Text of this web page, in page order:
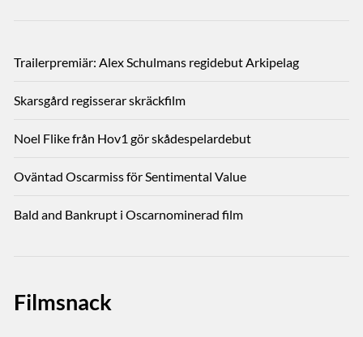
Trailerpremiär: Alex Schulmans regidebut Arkipelag
Skarsgård regisserar skräckfilm
Noel Flike från Hov1 gör skådespelardebut
Oväntad Oscarmiss för Sentimental Value
Bald and Bankrupt i Oscarnominerad film
Filmsnack